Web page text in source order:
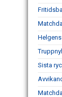
Sista